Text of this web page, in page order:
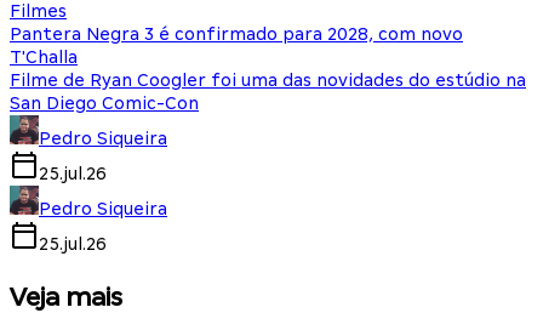
Filmes
Pantera Negra 3 é confirmado para 2028, com novo
T'Challa
Filme de Ryan Coogler foi uma das novidades do estúdio na
San Diego Comic-Con
Pedro Siqueira
25.jul.26
Pedro Siqueira
25.jul.26
Veja mais